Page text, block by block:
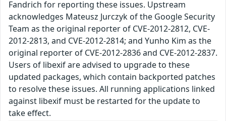
Fandrich for reporting these issues. Upstream
acknowledges Mateusz Jurczyk of the Google Security
Team as the original reporter of CVE-2012-2812, CVE-
2012-2813, and CVE-2012-2814; and Yunho Kim as the
original reporter of CVE-2012-2836 and CVE-2012-2837.
Users of libexif are advised to upgrade to these
updated packages, which contain backported patches
to resolve these issues. All running applications linked
against libexif must be restarted for the update to
take effect.